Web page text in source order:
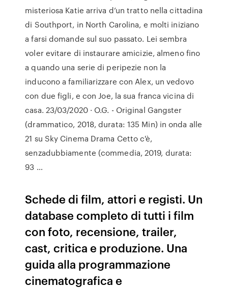
misteriosa Katie arriva d’un tratto nella cittadina
di Southport, in North Carolina, e molti iniziano
a farsi domande sul suo passato. Lei sembra
voler evitare di instaurare amicizie, almeno fino
a quando una serie di peripezie non la
inducono a familiarizzare con Alex, un vedovo
con due figli, e con Joe, la sua franca vicina di
casa. 23/03/2020 · O.G. - Original Gangster
(drammatico, 2018, durata: 135 Min) in onda alle
21 su Sky Cinema Drama Cetto c'è,
senzadubbiamente (commedia, 2019, durata:
93 …
Schede di film, attori e registi. Un
database completo di tutti i film
con foto, recensione, trailer,
cast, critica e produzione. Una
guida alla programmazione
cinematografica e